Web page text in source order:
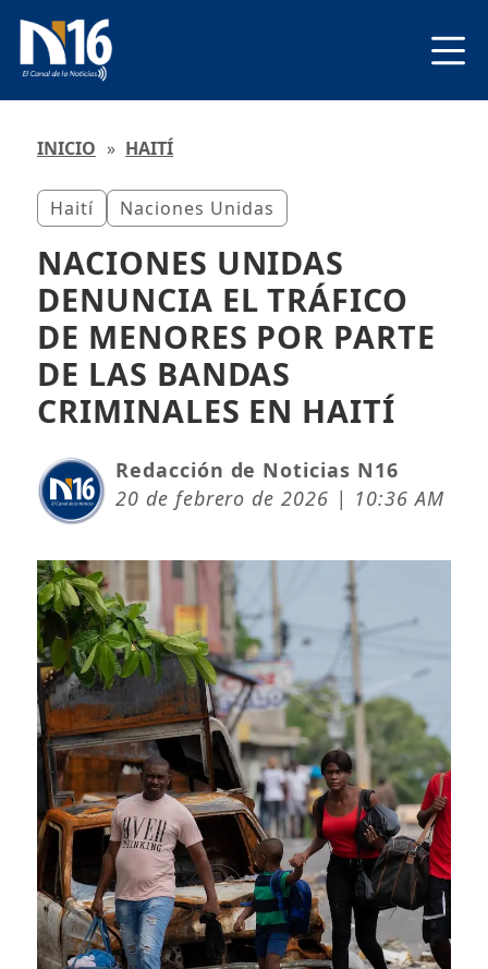
INICIO » HAITÍ
Haití Naciones Unidas
NACIONES UNIDAS
DENUNCIA EL TRÁFICO
DE MENORES POR PARTE
DE LAS BANDAS
CRIMINALES EN HAITÍ
Redacción de Noticias N16
20 de febrero de 2026 | 10:36 AM